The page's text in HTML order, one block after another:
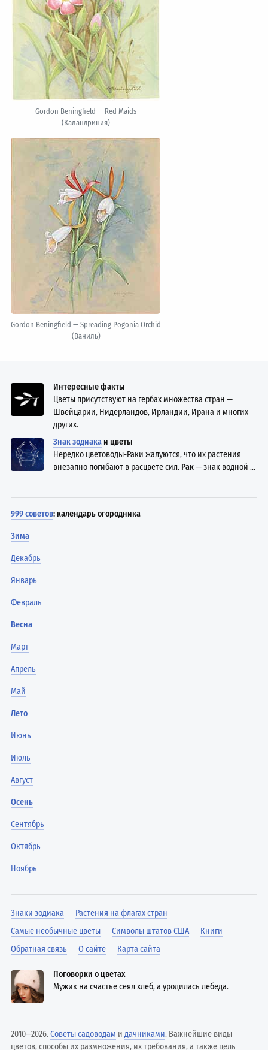
Gordon Beningfield — Red Maids
(Каландриния)
Gordon Beningfield — Spreading Pogonia Orchid
(Ваниль)
Интересные факты
Цветы присутствуют на гербах множества стран —
Швейцарии, Нидерландов, Ирландии, Ирана и многих
других.
Знак зодиака и цветы
Нередко цветоводы-Раки жалуются, что их растения
внезапно погибают в расцвете сил. Рак— знак водной ...
999 советов: календарь огородника
Зима
Декабрь
Январь
Февраль
Весна
Март
Апрель
Май
Лето
Июнь
Июль
Август
Осень
Сентябрь
Октябрь
Ноябрь
Знаки зодиака
Растения на флагах стран
Самые необычные цветы
Символы штатов США
Книги
Обратная связь
О сайте Карта сайта
Поговорки о цветах
Мужик на счастье сеял хлеб, а уродилась лебеда.
2010—2026.Советы садоводам идачниками. Важнейшие виды
цветов, способы их размножения, их требования, а также цель